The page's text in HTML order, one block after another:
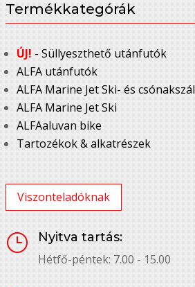
Termékkategórák
ÚJ! - Süllyeszthető utánfutók
ALFA utánfutók
ALFA Marine Jet Ski- és
ALFA Marine Jet Ski
ALFAaluvan bike
Tartozékok & alkatrészek
Viszonteladóknak
}
Nyitva tartás:
Hétfő-péntek: 7.00 - 15.00